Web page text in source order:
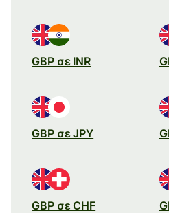
GBP σε INR
GBP σε JPY
GBP σε CHF